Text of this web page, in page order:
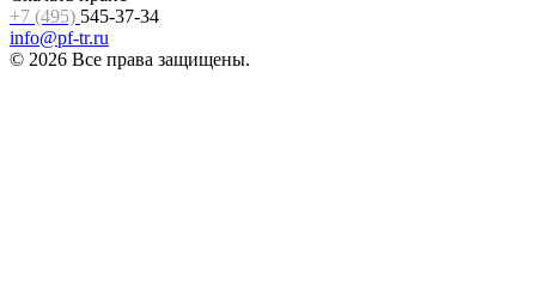
+7 (495) 545-37-34
info@pf-tr.ru
© 2026 Все права защищены.